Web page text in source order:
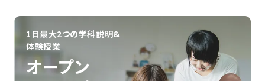
#声優演技#声優学校#声優志望#声優
#神戸電子専門学校#CG制作
#VTuber配信
#バーチャルユーチューバー
#建築学生
#クリエイティブな仕事
#住まいづくり
#設計のプロ
#建築の仕事#空間デザイン #ものづくりの仕事
1日最大2つの学科説明&
体験授業
オープン